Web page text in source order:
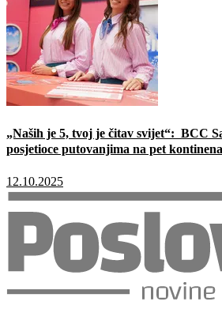
„Naših je 5, tvoj je čitav svijet“: BCC
posjetioce putovanjima na pet
12.10.2025